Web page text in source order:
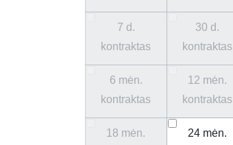
7 d.
kontraktas
30 d.
kontraktas
6 mėn.
kontraktas
12 mėn.
kontraktas
18 mėn.
24 mėn.